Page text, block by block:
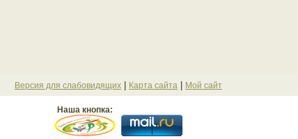
Версия для слабовидящих Карта сайта Мой сайт
Наша кнопка: